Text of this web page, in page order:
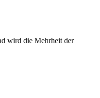
wird die Mehrheit der